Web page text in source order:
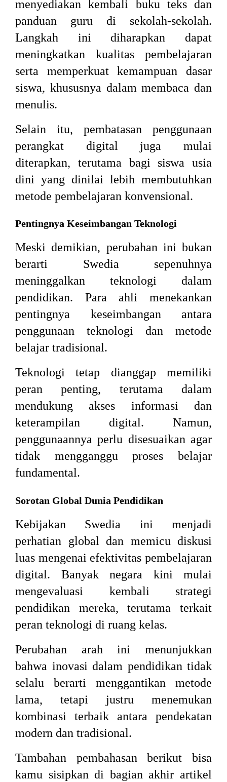
menyediakan kembali buku teks dan
panduan guru di sekolah-sekolah.
Langkah ini diharapkan dapat
meningkatkan kualitas pembelajaran
serta memperkuat kemampuan dasar
siswa, khususnya dalam membaca dan
menulis.
Selain itu, pembatasan penggunaan
perangkat digital juga mulai
diterapkan, terutama bagi siswa usia
dini yang dinilai lebih membutuhkan
metode pembelajaran konvensional.
Pentingnya Keseimbangan Teknologi
Meski demikian, perubahan ini bukan
berarti Swedia sepenuhnya
meninggalkan teknologi dalam
pendidikan. Para ahli menekankan
pentingnya keseimbangan antara
penggunaan teknologi dan metode
belajar tradisional.
Teknologi tetap dianggap memiliki
peran penting, terutama dalam
mendukung akses informasi dan
keterampilan digital. Namun,
penggunaannya perlu disesuaikan agar
tidak mengganggu proses belajar
fundamental.
Sorotan Global Dunia Pendidikan
Kebijakan Swedia ini menjadi
perhatian global dan memicu diskusi
luas mengenai efektivitas pembelajaran
digital. Banyak negara kini mulai
mengevaluasi kembali strategi
pendidikan mereka, terutama terkait
peran teknologi di ruang kelas.
Perubahan arah ini menunjukkan
bahwa inovasi dalam pendidikan tidak
selalu berarti menggantikan metode
lama, tetapi justru menemukan
kombinasi terbaik antara pendekatan
modern dan tradisional.
Tambahan pembahasan berikut bisa
kamu sisipkan di bagian akhir artikel